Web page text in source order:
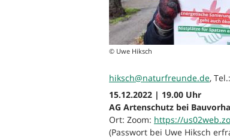
© Uwe Hiksch
hiksch@naturfreunde.de,
15.12.2022 | 19.00 Uhr
AG Artenschutz bei
Ort: Zoom: https://
(Passwort bei Uwe Hiksch